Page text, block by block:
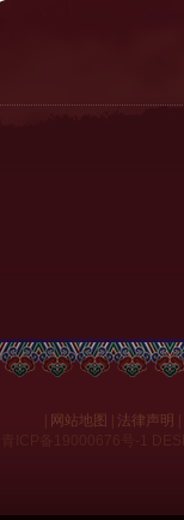
网站地图 法律声明